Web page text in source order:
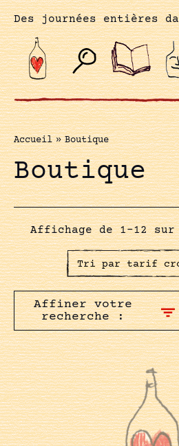
Des journées entières
Accueil » Boutique
Boutique
Affichage de 1–12
Affiner votre
recherche :